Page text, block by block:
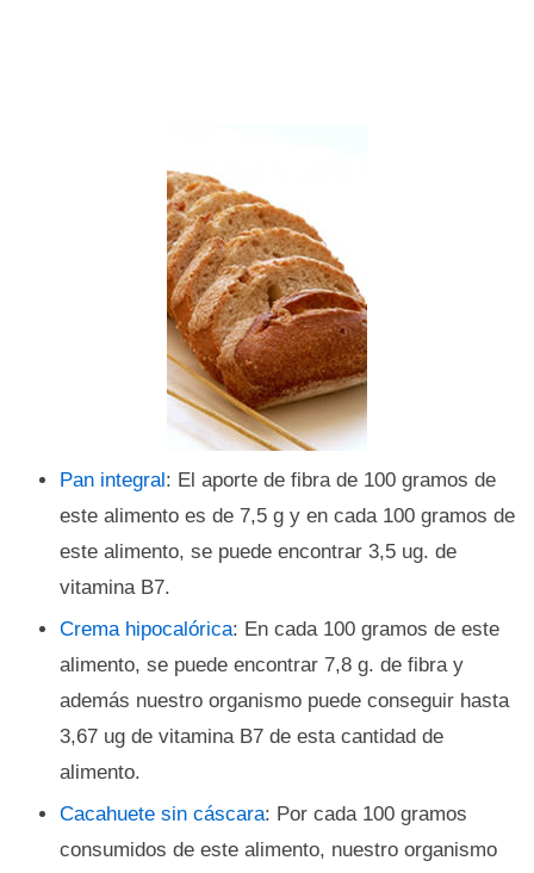
Pan integral: El aporte de fibra de 100 gramos de
este alimento es de 7,5 g y en cada 100 gramos de
este alimento, se puede encontrar 3,5 ug. de
vitamina B7.
Crema hipocalórica: En cada 100 gramos de este
alimento, se puede encontrar 7,8 g. de fibra y
además nuestro organismo puede conseguir hasta
3,67 ug de vitamina B7 de esta cantidad de
alimento.
Cacahuete sin cáscara: Por cada 100 gramos
consumidos de este alimento, nuestro organismo